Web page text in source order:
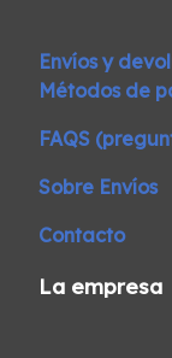
Envíos y
Métodos de
FAQS
Sobre Envíos
Contacto
La empresa